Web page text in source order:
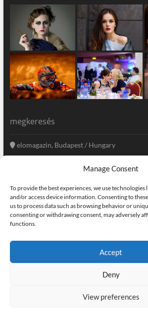
Manage Consent
To provide the best experiences, we use technologies
and/or access device information. Consenting to
us to process data such as browsing behavior or
consenting or withdrawing consent, may adversely
functions.
Accept
Deny
View preferences
megkeresés
elomagazin, Budapest / Hungary
szerkesztoseg@elomagazin.com
elomagazin
home adatvédelem
| © copyright, all right